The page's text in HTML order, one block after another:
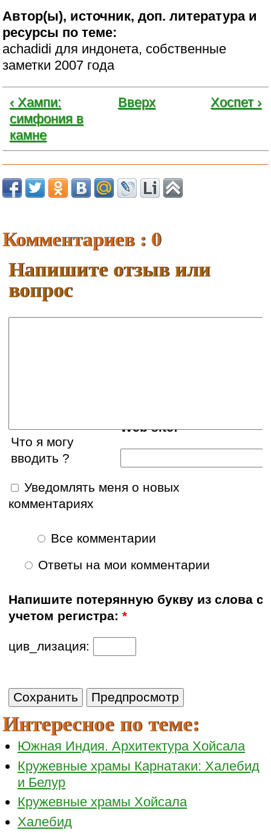
Автор(ы), источник, доп. литература и
ресурсы по теме:
achadidi для индонета, собственные
заметки 2007 года
‹ Хампи:
симфония в
камне
Вверх Хоспет ›
Комментариев : 0
Напишите отзыв или
вопрос
Web site:
Что я могу
вводить ?
Уведомлять меня о новых
комментариях
Все комментарии
Ответы на мои комментарии
Напишите потерянную букву из слова с
учетом регистра:*
цив_лизация:
Интересное по теме:
Южная Индия. Архитектура Хойсала
Кружевные храмы Карнатаки: Халебид
и Белур
Кружевные храмы Хойсала
Халебид